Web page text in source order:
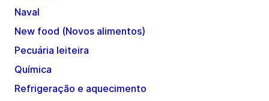
Naval
New food (Novos alimentos)
Pecuária leiteira
Química
Refrigeração e aquecimento